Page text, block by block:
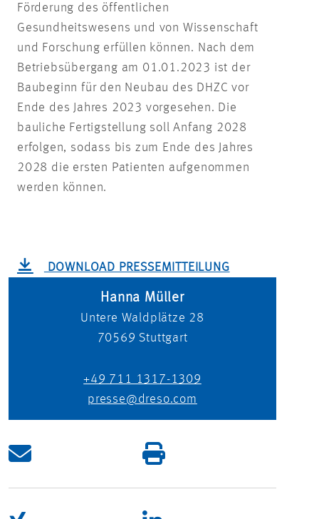
Förderung des öffentlichen
Gesundheitswesens und von Wissenschaft
und Forschung erfüllen können. Nach dem
Betriebsübergang am 01.01.2023 ist der
Baubeginn für den Neubau des DHZC vor
Ende des Jahres 2023 vorgesehen. Die
bauliche Fertigstellung soll Anfang 2028
erfolgen, sodass bis zum Ende des Jahres
2028 die ersten Patienten aufgenommen
werden können.
DOWNLOAD PRESSEMITTEILUNG
Hanna Müller
Untere Waldplätze 28
70569 Stuttgart
+49 711 1317-1309
presse@dreso.com